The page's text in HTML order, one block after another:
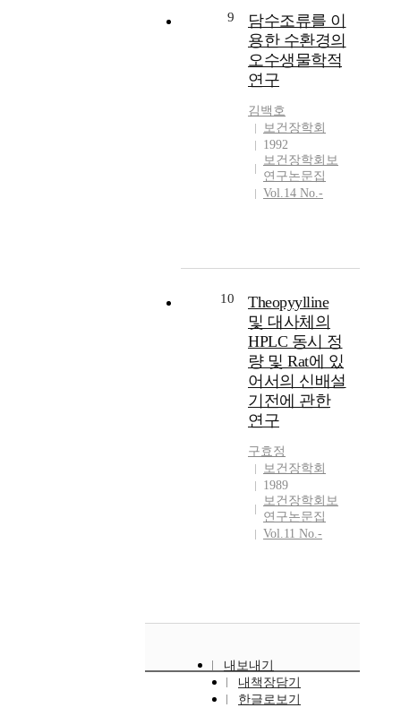
9
담수조류를 이
용한 수환경의
오수생물학적
연구
김백호
보건장학회
1992
보건장학회보
연구논문집
Vol.14 No.-
10
Theopyylline
및 대사체의
HPLC 동시 정
량 및 Rat에 있
어서의 신배설
기전에 관한
연구
구효정
보건장학회
1989
보건장학회보
연구논문집
Vol.11 No.-
내보내기
내책장담기
한글로보기